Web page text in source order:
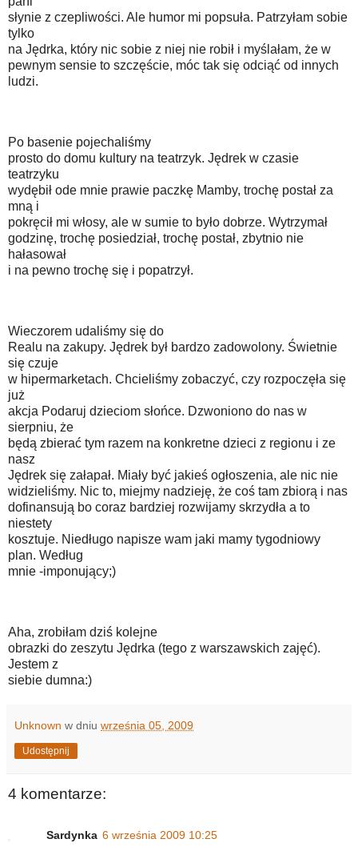
słynie z czepliwości. Ale humor mi popsuła. Patrzyłam sobie
tylko
na Jędrka, który nic sobie z niej nie robił i myślałam, że w
pewnym sensie to szczęście, móc tak się odciąć od innych
ludzi.
Po basenie pojechaliśmy
prosto do domu kultury na teatrzyk. Jędrek w czasie
teatrzyku
wydębił ode mnie prawie paczkę Mamby, trochę postał za
mną i
pokręcił mi włosy, ale w sumie to było dobrze. Wytrzymał
godzinę, trochę posiedział, trochę postał, zbytnio nie
hałasował
i na pewno trochę się i popatrzył.
Wieczorem udaliśmy się do
Realu na zakupy. Jędrek był bardzo zadowolony. Świetnie
się czuje
w hipermarketach. Chcieliśmy zobaczyć, czy rozpoczęła się
już
akcja Podaruj dzieciom słońce. Dzwoniono do nas w
sierpniu, że
będą zbierać tym razem na konkretne dzieci z regionu i ze
nasz
Jędrek się załapał. Miały być jakieś ogłoszenia, ale nic nie
widzieliśmy. Nic to, miejmy nadzieję, że coś tam zbiorą i nas
dofinansują bo coraz bardziej rozwijamy skrzydła a to
niestety
kosztuje. Niedługo napisze wam jaki mamy tygodniowy
plan. Według
mnie -imponujący;)
Aha, zrobiłam dziś kolejne
obrazki do zeszytu Jędrka (tego z warszawskich zajęć).
Jestem z
siebie dumna:)
Unknown w dniu września 05, 2009
Udostępnij
4 komentarze:
Sardynka 6 września 2009 10:25